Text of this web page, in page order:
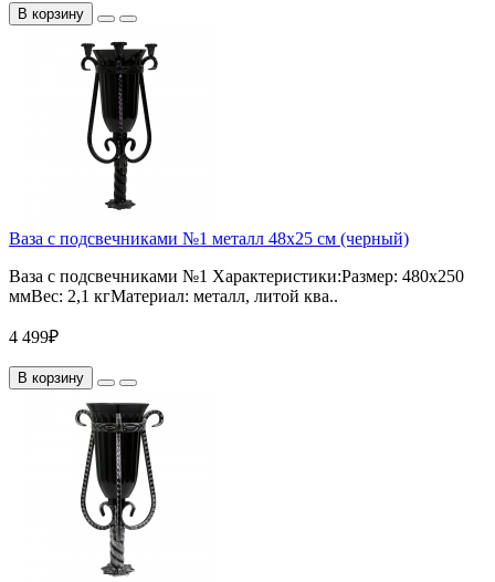
В корзину
Ваза с подсвечниками №1 металл 48х25 см (черный)
Ваза с подсвечниками №1 Характеристики:Размер: 480х250
ммВес: 2,1 кгМатериал: металл, литой ква..
4 499₽
В корзину